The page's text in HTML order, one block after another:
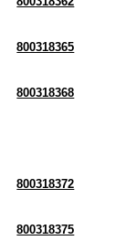
800318365
800318368
800318372
800318375